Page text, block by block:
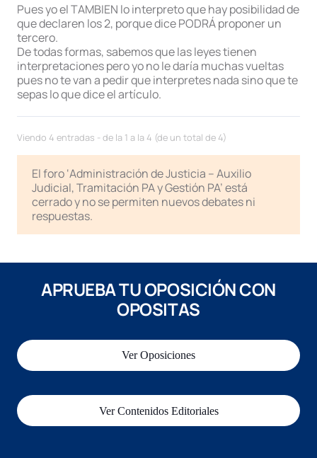
Pues yo el TAMBIEN lo interpreto que hay posibilidad de
que declaren los 2, porque dice PODRÁ proponer un
tercero.
De todas formas, sabemos que las leyes tienen
interpretaciones pero yo no le daría muchas vueltas
pues no te van a pedir que interpretes nada sino que te
sepas lo que dice el artículo.
Viendo 4 entradas - de la 1 a la 4 (de un total de 4)
El foro ‘Administración de Justicia – Auxilio
Judicial, Tramitación PA y Gestión PA’ está
cerrado y no se permiten nuevos debates ni
respuestas.
APRUEBA TU OPOSICIÓN CON
OPOSITAS
Ver Oposiciones
Ver Contenidos Editoriales